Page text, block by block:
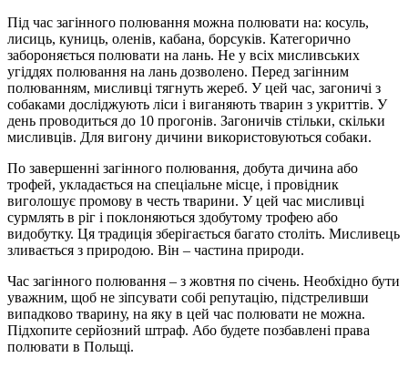
Під час загінного полювання можна полювати на: косуль,
лисиць, куниць, оленів, кабана, борсуків. Категорично
забороняється полювати на лань. Не у всіх мисливських
угіддях полювання на лань дозволено. Перед загінним
полюванням, мисливці тягнуть жереб. У цей час, загоничі з
собаками досліджують ліси і виганяють тварин з укриттів. У
день проводиться до 10 прогонів. Загоничів стільки, скільки
мисливців. Для вигону дичини використовуються собаки.
По завершенні загінного полювання, добута дичина або
трофей, укладається на спеціальне місце, і провідник
виголошує промову в честь тварини. У цей час мисливці
сурмлять в ріг і поклоняються здобутому трофею або
видобутку. Ця традиція зберігається багато століть. Мисливець
зливається з природою. Він – частина природи.
Час загінного полювання – з жовтня по січень. Необхідно бути
уважним, щоб не зіпсувати собі репутацію, підстреливши
випадково тварину, на яку в цей час полювати не можна.
Підхопите серйозний штраф. Або будете позбавлені права
полювати в Польщі.